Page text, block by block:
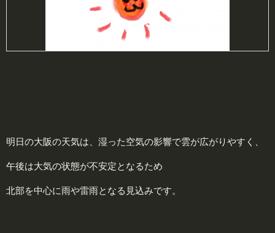
明日の大阪の天気は、湿った空気の影響で雲が広がりやすく、
午後は大気の状態が不安定となるため
北部を中心に雨や雷雨となる見込みです。